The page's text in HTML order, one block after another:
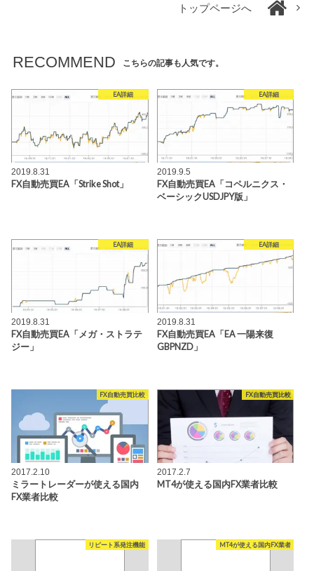
トップページへ
RECOMMEND こちらの記事も人気です。
EA詳細
2019.8.31
FX自動売買EA「Strike Shot」
EA詳細
2019.9.5
FX自動売買EA「コペルニクス・
ベーシックUSDJPY版」
EA詳細
2019.8.31
FX自動売買EA「メガ・ストラテ
ジー」
EA詳細
2019.8.31
FX自動売買EA「EA 一陽来復
GBPNZD」
FX自動売買比較
2017.2.10
ミラートレーダーが使える国内
FX業者比較
FX自動売買比較
2017.2.7
MT4が使える国内FX業者比較
リピート系発注機能 MT4が使える国内FX業者